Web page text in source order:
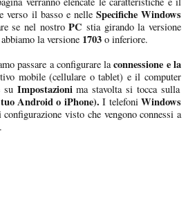
verso il basso e nelle Specifiche Windows
se nel nostroPCstia girando la versione
la versione 1703 o inferiore.
passare a configurare laconnessione e la
mobile (cellulare o tablet) e il computer
su Impostazionima stavolta si tocca sulla
Android o iPhone).I telefoniWindows
visto che vengono connessi a